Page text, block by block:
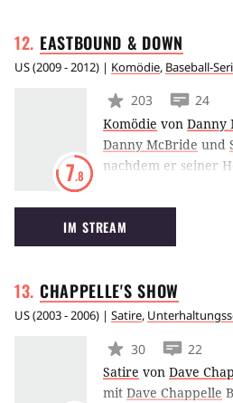
EASTBOUND & DOWN
US(2009 - 2012) | Komödie, Baseball-
7.8
203
24
Komödie von Danny
Danny McBride und
nachdem er seiner
Major Legue-
seiner alten Schule
IM STREAM
CHAPPELLE'SSHOW
US(2003 - 2006) | Satire,
30
22
Satire von Dave
mit Dave Chappelle